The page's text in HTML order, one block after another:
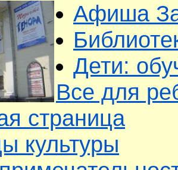
Афиша
Дети:
Все для
страница
культуры